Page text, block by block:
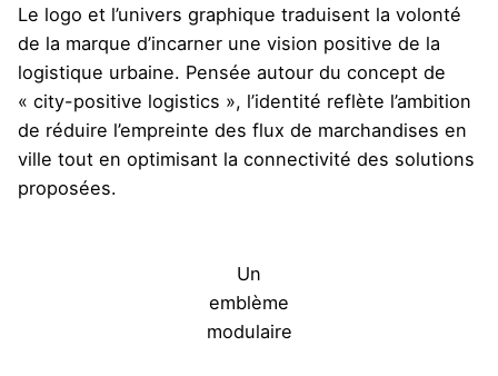
Le logo et l’univers graphique traduisent la volonté
de la marque d’incarner une vision positive de la
logistique urbaine. Pensée autour du concept de
« city-positive logistics », l’identité reflète l’ambition
de réduire l’empreinte des flux de marchandises en
ville tout en optimisant la connectivité des solutions
proposées.
Un
emblème
modulaire